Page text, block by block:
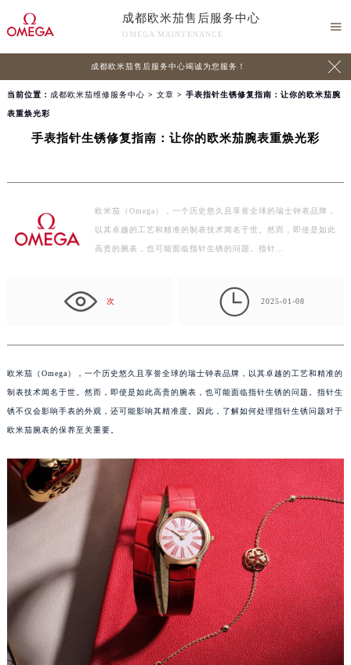
成都欧米茄售后服务中心
OMEGA MAINTENANCE

成都欧米茄售后服务中心竭诚为您服务！ 
当前位置： 成都欧米茄维修服务中心 > 文章 > 手表指针生锈修复指南：让你的欧米茄腕
表重焕光彩
手表指针生锈修复指南：让你的欧米茄腕表重焕光彩
欧米茄（Omega），一个历史悠久且享誉全球的瑞士钟表品牌，
以其卓越的工艺和精准的制表技术闻名于世。然而，即使是如此
高贵的腕表，也可能面临指针生锈的问题。指针…
次  2025-01-08
欧米茄（Omega），一个历史悠久且享誉全球的瑞士钟表品牌，以其卓越的工艺和精准的
制表技术闻名于世。然而，即使是如此高贵的腕表，也可能面临指针生锈的问题。指针生
锈不仅会影响手表的外观，还可能影响其精准度。因此，了解如何处理指针生锈问题对于
欧米茄腕表的保养至关重要。